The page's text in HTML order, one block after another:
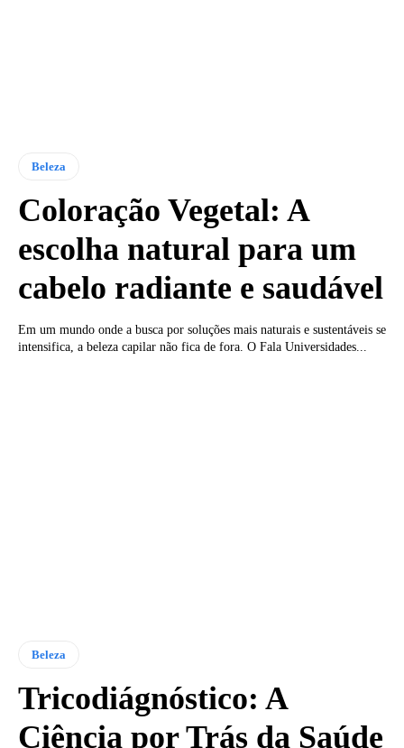
Beleza
Coloração Vegetal: A
escolha natural para um
cabelo radiante e saudável
Em um mundo onde a busca por soluções mais naturais e sustentáveis se
intensifica, a beleza capilar não fica de fora. O Fala Universidades...
Beleza
Tricodiágnóstico: A
Ciência por Trás da Saúde